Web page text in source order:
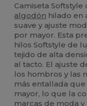
Camiseta Softstyle
algodón hilado en
suave y ajuste
por mayor. Esta
hilos Softstyle de
tejido de alta
al tacto. El ajuste
los hombros y las
más entallada
mayor, lo que la
marcas de moda